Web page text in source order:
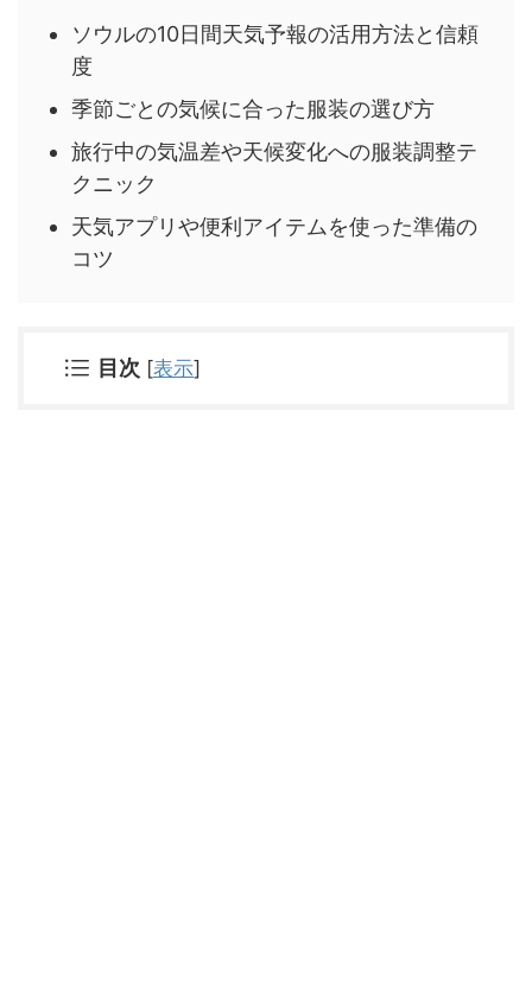
ソウルの10日間天気予報の活用方法と信頼
度
季節ごとの気候に合った服装の選び方
旅行中の気温差や天候変化への服装調整テ
クニック
天気アプリや便利アイテムを使った準備の
コツ
目次 [表示]